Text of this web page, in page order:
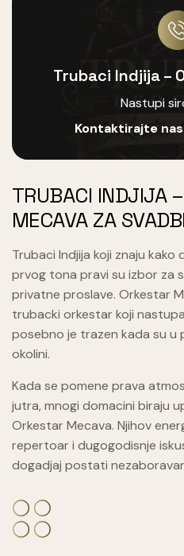
Trubaci Indjija –
Nastupi
Kontaktirajte nas
TRUBACI INDJIJA
MECAVA ZA
Trubaci Indjija koji znaju
prvog tona pravi su izbor za
privatne proslave. Orkestar
trubacki orkestar koji
posebno je trazen kada su u
okolini.
Kada se pomene prava
jutra, mnogi domacini biraju
Orkestar Mecava. Njihov
repertoar i dugogodisnje
dogadjaj postati